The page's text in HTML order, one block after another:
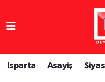
Isparta Asayiş
Isparta Nöbetçi
Isparta Hava Durumu